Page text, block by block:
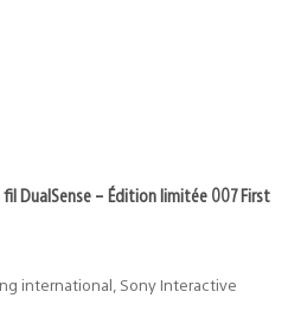
DualSense – Édition limitée 007 First
international, Sony Interactive